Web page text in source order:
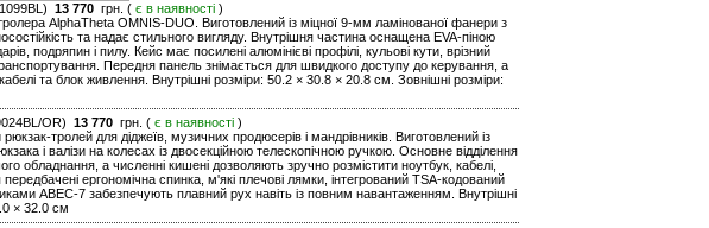
13 770 грн. ( є в наявності )
AlphaTheta OMNIS-DUO. Виготовлений із міцної 9-мм ламінованої фанери з
та надає стильного вигляду. Внутрішня частина оснащена EVA-піною
подряпин і пилу. Кейс має посилені алюмінієві профілі, кульові кути, врізний
Передня панель знімається для швидкого доступу до керування, а
та блок живлення. Внутрішні розміри: 50.2 × 30.8 × 20.8 см. Зовнішні розміри:
OR) 13 770 грн. ( є в наявності )
тролей для діджеїв, музичних продюсерів і мандрівників. Виготовлений із
і валізи на колесах із двосекційною телескопічною ручкою. Основне відділення
обладнання, а численні кишені дозволяють зручно розмістити ноутбук, кабелі,
ергономічна спинка, м'які плечові лямки, інтегрований TSA-кодований
ABEC-7 забезпечують плавний рух навіть із повним навантаженням. Внутрішні
× 32.0 см